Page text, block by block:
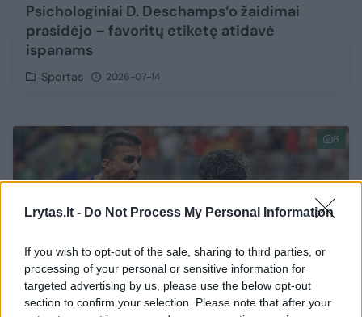
Lrytas.lt - Do Not Process My Personal Information
If you wish to opt-out of the sale, sharing to third parties, or
processing of your personal or sensitive information for
targeted advertising by us, please use the below opt-out
section to confirm your selection. Please note that after your
Psichologiniai D. Deschamps‘o žaidimai
prasidėjo – favoritų etiketę atidavė
ispanams
Sportas 2026-07-14
6